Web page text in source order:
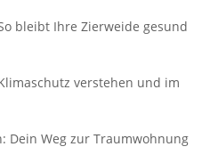
bleibt Ihre Zierweide gesund
verstehen und im
Dein Weg zur Traumwohnung